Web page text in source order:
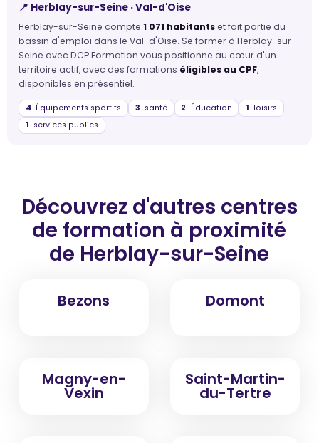
📍 Herblay-sur-Seine · Val-d'Oise
Herblay-sur-Seine compte 1 071 habitantset fait partie du
bassin d'emploi dans le Val-d'Oise. Se former à Herblay-sur-
Seine avec DCP Formation vous positionne au cœur d'un
territoire actif, avec des formations éligibles au CPF,
disponibles en présentiel.
4 Équipements sportifs 3 santé 2 Éducation 1 loisirs
1 services publics
Découvrez d'autres centres
de formation à proximité
de Herblay-sur-Seine
Bezons Domont
Magny-en-
Vexin
Saint-Martin-
du-Tertre